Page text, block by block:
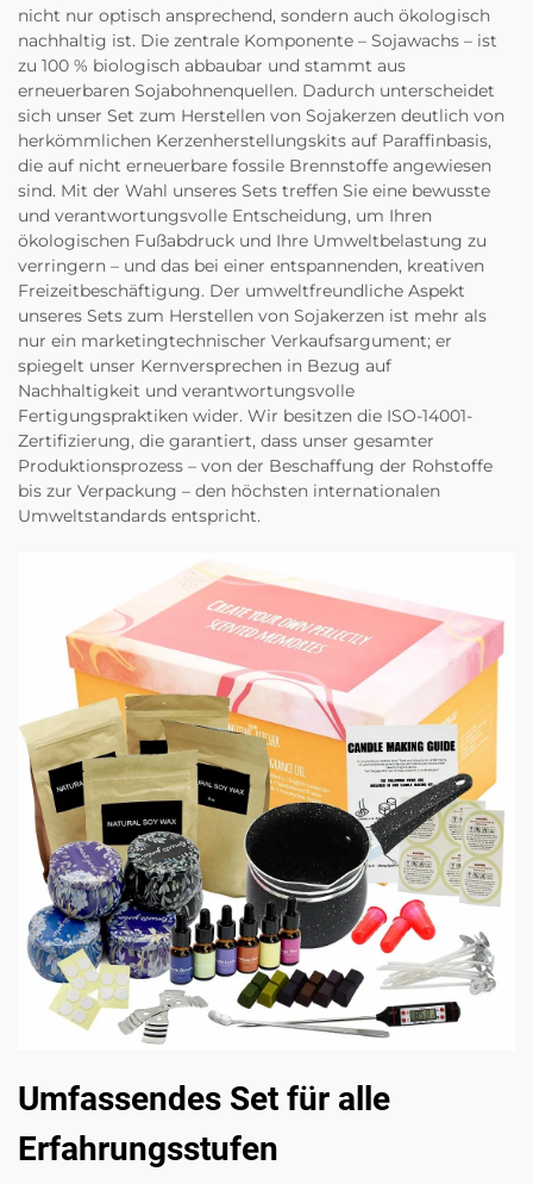
nicht nur optisch ansprechend, sondern auch ökologisch
nachhaltig ist. Die zentrale Komponente – Sojawachs – ist
zu 100 % biologisch abbaubar und stammt aus
erneuerbaren Sojabohnenquellen. Dadurch unterscheidet
sich unser Set zum Herstellen von Sojakerzen deutlich von
herkömmlichen Kerzenherstellungskits auf Paraffinbasis,
die auf nicht erneuerbare fossile Brennstoffe angewiesen
sind. Mit der Wahl unseres Sets treffen Sie eine bewusste
und verantwortungsvolle Entscheidung, um Ihren
ökologischen Fußabdruck und Ihre Umweltbelastung zu
verringern – und das bei einer entspannenden, kreativen
Freizeitbeschäftigung. Der umweltfreundliche Aspekt
unseres Sets zum Herstellen von Sojakerzen ist mehr als
nur ein marketingtechnischer Verkaufsargument; er
spiegelt unser Kernversprechen in Bezug auf
Nachhaltigkeit und verantwortungsvolle
Fertigungspraktiken wider. Wir besitzen die ISO-14001-
Zertifizierung, die garantiert, dass unser gesamter
Produktionsprozess – von der Beschaffung der Rohstoffe
bis zur Verpackung – den höchsten internationalen
Umweltstandards entspricht.
Umfassendes Set für alle
Erfahrungsstufen